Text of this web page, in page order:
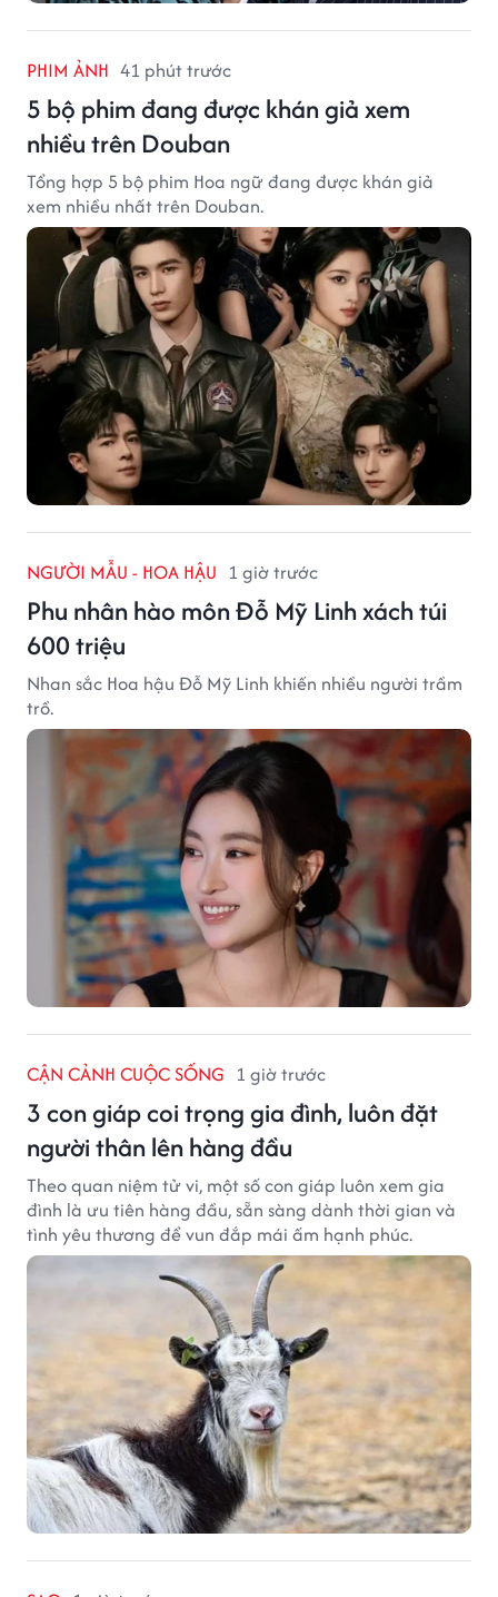
PHIM ẢNH 41 phút trước
5 bộ phim đang được khán giả xem
nhiều trên Douban
Tổng hợp 5 bộ phim Hoa ngữ đang được khán giả
xem nhiều nhất trên Douban.
NGƯỜI MẪU - HOA HẬU 1 giờ trước
Phu nhân hào môn Đỗ Mỹ Linh xách túi
600 triệu
Nhan sắc Hoa hậu Đỗ Mỹ Linh khiến nhiều người trầm
trồ.
CẬN CẢNH CUỘC SỐNG 1 giờ trước
3 con giáp coi trọng gia đình, luôn đặt
người thân lên hàng đầu
Theo quan niệm tử vi, một số con giáp luôn xem gia
đình là ưu tiên hàng đầu, sẵn sàng dành thời gian và
tình yêu thương để vun đắp mái ấm hạnh phúc.